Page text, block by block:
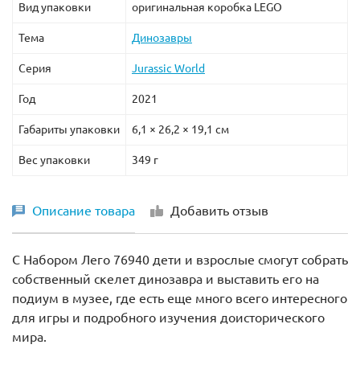
Вид упаковки оригинальная коробка LEGO
Тема Динозавры
Серия Jurassic World
Год 2021
Габариты упаковки 6,1 × 26,2 × 19,1 см
Вес упаковки 349 г
Описание товара Добавить отзыв
С Набором Лего 76940 дети и взрослые смогут собрать
собственный скелет динозавра и выставить его на
подиум в музее, где есть еще много всего интересного
для игры и подробного изучения доисторического
мира.